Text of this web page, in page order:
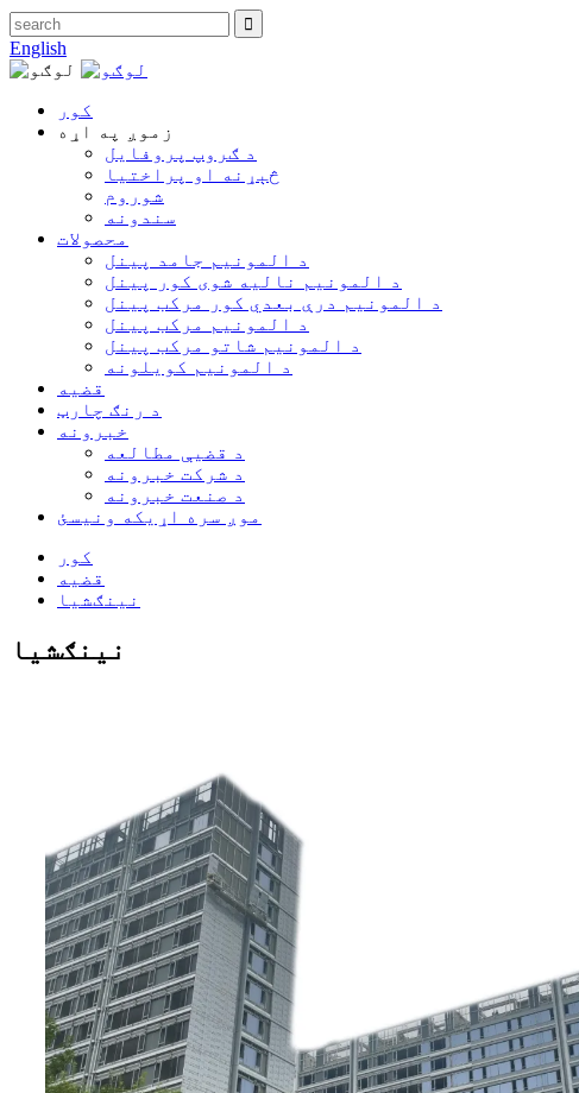
English
کور
زموږ په اړه
د ګروپ پروفایل
څېړنه او پراختیا
شوروم
سندونه
محصولات
د المونیم جامد پینل
د المونیم نالیه شوی کور پینل
د المونیم درې بعدي کور مرکب پینل
د المونیم مرکب پینل
د المونیم شاتو مرکب پینل
د المونیم کویلونه
قضیه
د رنګ چارټ
خبرونه
د قضیې مطالعه
د شرکت خبرونه
د صنعت خبرونه
موږ سره اړیکه ونیسئ
کور
قضیه
نينګشيا
نينګشيا